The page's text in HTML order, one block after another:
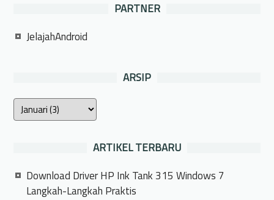
PARTNER
JelajahAndroid
ARSIP
ARTIKEL TERBARU
Download Driver HP Ink Tank 315 Windows 7
Langkah-Langkah Praktis